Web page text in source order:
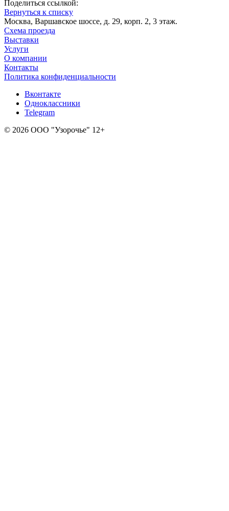
Поделиться ссылкой:
Вернуться к списку
Москва, Варшавское шоссе, д. 29, корп. 2, 3 этаж.
Схема проезда
Выставки
Услуги
О компании
Контакты
Политика конфиденциальности
Вконтакте
Одноклассники
Telegram
© 2026 ООО "Узорочье" 12+